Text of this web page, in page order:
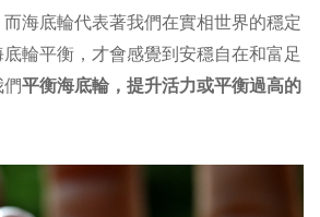
海底輪代表著我們在實相世界的穩定
輪平衡，才會感覺到安穩自在和富足
平衡海底輪 ， 提升活力或平衡過高的